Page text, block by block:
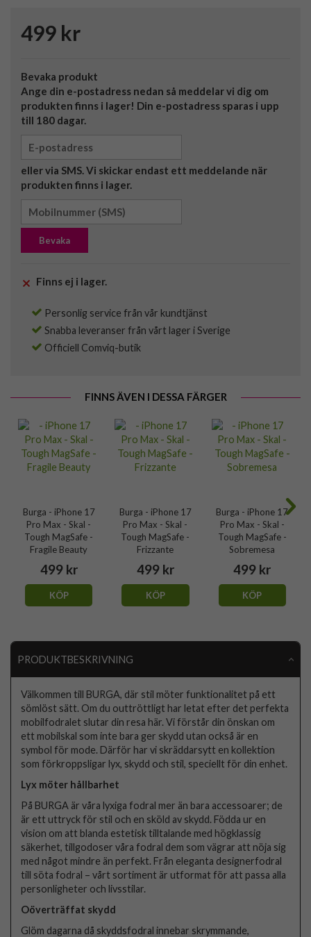
499 kr
Bevaka produkt
Ange din e-postadress nedan så meddelar vi dig om
produkten finns i lager! Din e-postadress sparas i upp
till 180 dagar.
eller via SMS. Vi skickar endast ett meddelande när
produkten finns i lager.
Bevaka
Finns ej i lager.
Personlig service från vår kundtjänst
Snabba leveranser från vårt lager i Sverige
Officiell Comviq-butik
FINNS ÄVEN I DESSA FÄRGER
Burga - iPhone 17
Pro Max - Skal -
Tough MagSafe -
Fragile Beauty
499 kr
KÖP
Burga - iPhone 17
Pro Max - Skal -
Tough MagSafe -
Frizzante
499 kr
KÖP
Burga - iPhone 17
Pro Max - Skal -
Tough MagSafe -
Sobremesa
499 kr
KÖP
PRODUKTBESKRIVNING
Välkommen till BURGA, där stil möter funktionalitet på ett
sömlöst sätt. Om du outtröttligt har letat efter det perfekta
mobilfodralet slutar din resa här. Vi förstår din önskan om
ett mobilskal som inte bara ger skydd utan också är en
symbol för mode. Därför har vi skräddarsytt en kollektion
som förkroppsligar lyx, skydd och stil, speciellt för din enhet.
Lyx möter hållbarhet
På BURGA är våra lyxiga fodral mer än bara accessoarer; de
är ett uttryck för stil och en sköld av skydd. Födda ur en
vision om att blanda estetisk tilltalande med högklassig
säkerhet, tillgodoser våra fodral dem som vägrar att nöja sig
med något mindre än perfekt. Från eleganta designerfodral
till söta fodral – vårt sortiment är utformat för att passa alla
personligheter och livsstilar.
Oöverträffat skydd
Glöm dagarna då skyddsfodral innebar skrymmande,